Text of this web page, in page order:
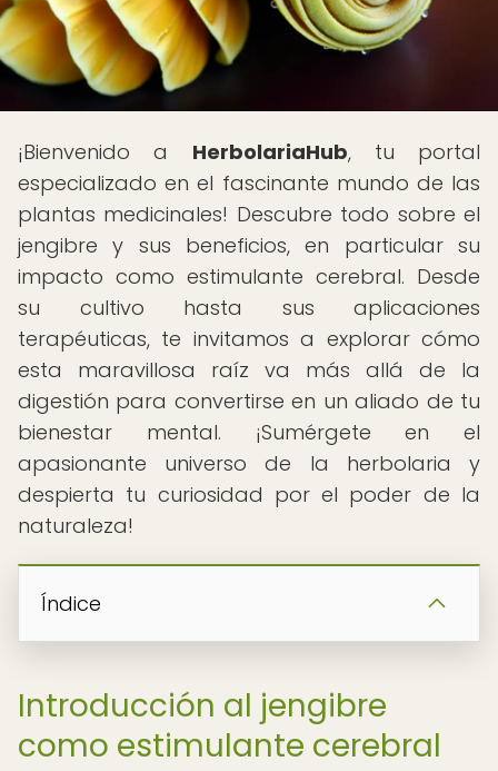
¡Bienvenido a HerbolariaHub, tu portal
especializado en el fascinante mundo de las
plantas medicinales! Descubre todo sobre el
jengibre y sus beneficios, en particular su
impacto como estimulante cerebral. Desde
su cultivo hasta sus aplicaciones
terapéuticas, te invitamos a explorar cómo
esta maravillosa raíz va más allá de la
digestión para convertirse en un aliado de tu
bienestar mental. ¡Sumérgete en el
apasionante universo de la herbolaria y
despierta tu curiosidad por el poder de la
naturaleza!
Índice
Introducción al jengibre
como estimulante cerebral